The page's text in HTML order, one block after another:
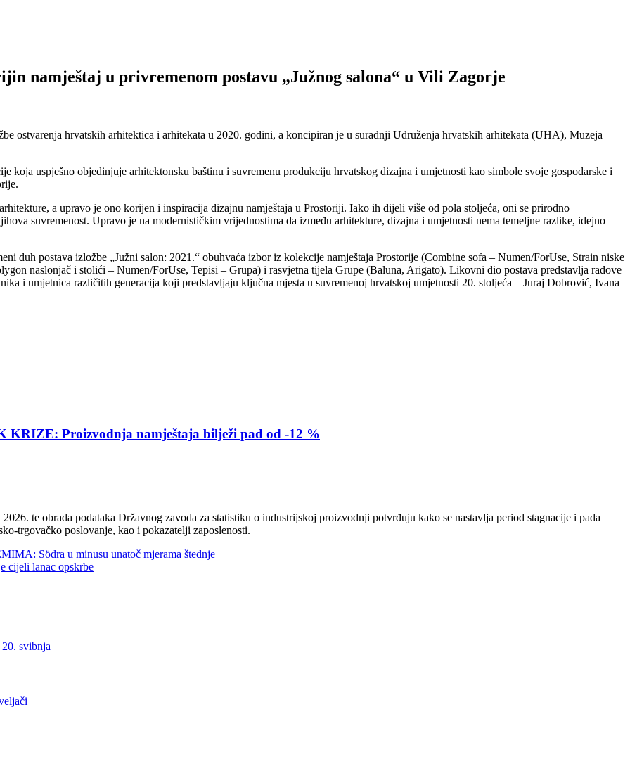
namještaj u privremenom postavu „Južnog salona“ u Vili Zagorje
ostvarenja hrvatskih arhitektica i arhitekata u 2020. godini, a koncipiran je u suradnji Udruženja hrvatskih arhitekata (UHA), Muzeja
koja uspješno objedinjuje arhitektonsku baštinu i suvremenu produkciju hrvatskog dizajna i umjetnosti kao simbole svoje gospodarske i
a upravo je ono korijen i inspiracija dizajnu namještaja u Prostoriji. Iako ih dijeli više od pola stoljeća, oni se prirodno
suvremenost. Upravo je na modernističkim vrijednostima da između arhitekture, dizajna i umjetnosti nema temeljne razlike, idejno
duh postava izložbe „Južni salon: 2021.“ obuhvaća izbor iz kolekcije namještaja Prostorije (Combine sofa – Numen/ForUse, Strain niske
naslonjač i stolići – Numen/ForUse, Tepisi – Grupa) i rasvjetna tijela Grupe (Baluna, Arigato). Likovni dio postava predstavlja radove
i umjetnica različitih generacija koji predstavljaju ključna mjesta u suvremenoj hrvatskoj umjetnosti 20. stoljeća – Juraj Dobrović, Ivana
Proizvodnja namještaja bilježi pad od -12 %
te obrada podataka Državnog zavoda za statistiku o industrijskoj proizvodnji potvrđuju kako se nastavlja period stagnacije i pada
trgovačko poslovanje, kao i pokazatelji zaposlenosti.
Södra u minusu unatoč mjerama štednje
cijeli lanac opskrbe
svibnja